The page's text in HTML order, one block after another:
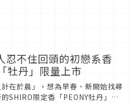
忍不住回頭的初戀系香
牡丹」限量上市
計在於晨」，想為早春、新開始找尋
SHIRO限定香「PEONY牡丹」絕